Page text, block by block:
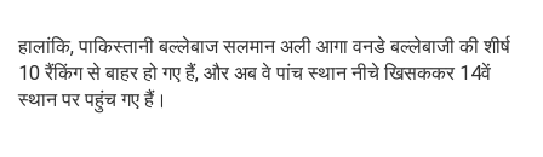
हालांकि, पाकिस्तानी बल्लेबाज सलमान अली आगा वनडे बल्लेबाजी की शीर्ष
10 रैंकिंग से बाहर हो गए हैं, और अब वे पांच स्थान नीचे खिसककर 14वें
स्थान पर पहुंच गए हैं।